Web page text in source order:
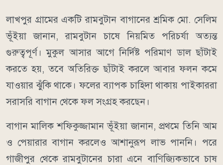
লাখপুর গ্রামের একটি রামবুটান বাগানের শ্রমিক মো. সেলিম
ভূঁইয়া জানান, রামবুটান চাষে নিয়মিত পরিচর্যা অত্যন্ত
গুরুত্বপূর্ণ। মুকুল আসার আগে নির্দিষ্ট পরিমাণ ডাল ছাঁটাই
করতে হয়, তবে অতিরিক্ত ছাঁটাই করলে আবার ফলন কমে
যাওয়ার ঝুঁকি থাকে। ফলের ব্যাপক চাহিদা থাকায় পাইকাররা
সরাসরি বাগান থেকে ফল সংগ্রহ করছেন।
বাগান মালিক শফিকুজ্জামান ভূঁইয়া জানান, প্রথমে তিনি আম
ও পেয়ারার বাগান করলেও আশানুরূপ লাভ পাননি। পরে
গাজীপুর থেকে রামবুটানের চারা এনে বাণিজ্যিকভাবে চাষ